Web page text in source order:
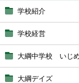
学校紹介
学校経営
大綱中学校 いじ
大綱デイズ